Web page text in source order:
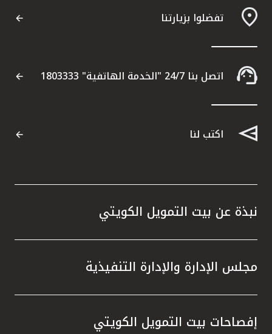
تفضلوا بزيارتنا
اتصل بنا 24/7 "الخدمة الهاتفية" 1803333
اكتب لنا
نبذة عن بيت التمويل الكويتي
مجلس الإدارة والإدارة التنفيذية
إفصاحات بيت التمويل الكويتي